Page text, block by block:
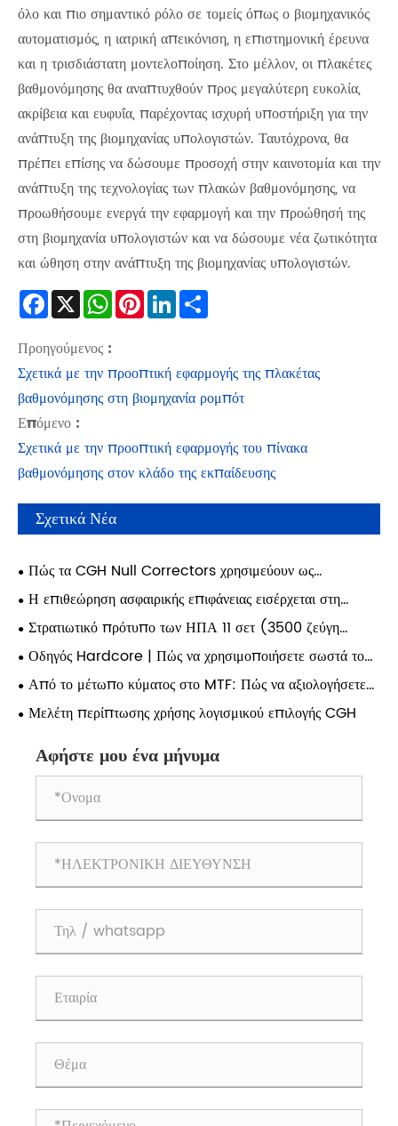
όλο και πιο σημαντικό ρόλο σε τομείς όπως ο βιομηχανικός
αυτοματισμός, η ιατρική απεικόνιση, η επιστημονική έρευνα
και η τρισδιάστατη μοντελοποίηση. Στο μέλλον, οι πλακέτες
βαθμονόμησης θα αναπτυχθούν προς μεγαλύτερη ευκολία,
ακρίβεια και ευφυΐα, παρέχοντας ισχυρή υποστήριξη για την
ανάπτυξη της βιομηχανίας υπολογιστών. Ταυτόχρονα, θα
πρέπει επίσης να δώσουμε προσοχή στην καινοτομία και την
ανάπτυξη της τεχνολογίας των πλακών βαθμονόμησης, να
προωθήσουμε ενεργά την εφαρμογή και την προώθησή της
στη βιομηχανία υπολογιστών και να δώσουμε νέα ζωτικότητα
και ώθηση στην ανάπτυξη της βιομηχανίας υπολογιστών.
Facebook
X WhatsApp
Pinterest
LinkedIn
Προηγούμενος :
Σχετικά με την προοπτική εφαρμογής της πλακέτας
βαθμονόμησης στη βιομηχανία ρομπότ
Επόμενο :
Σχετικά με την προοπτική εφαρμογής του πίνακα
βαθμονόμησης στον κλάδο της εκπαίδευσης
Σχετικά Νέα
Πώς τα CGH Null Correctors χρησιμεύουν ως
Diffractive Null Lens (DNL) για την ενεργοποίηση της
δοκιμής υψηλής ακρίβειας ασφαιρών;
Η επιθεώρηση ασφαιρικής επιφάνειας εισέρχεται στη
δεύτερη εποχή: Πώς η αποτελεσματικότητα καθορίζει τη
γραμμή ζωής της ποιοτικής αλλαγής στη μελλοντική οπτική
κατασκευή;
Στρατιωτικό πρότυπο των ΗΠΑ 11 σετ (3500 ζεύγη
γραμμών) στόχων δοκιμής εξαιρετικά υψηλής ανάλυσης: ένα
βασικό πρότυπο επαλήθευσης για την πραγματική ικανότητα
ανάλυσης φακών υψηλής τεχνολογίας.
Οδηγός Hardcore | Πώς να χρησιμοποιήσετε σωστά το
USAF 1951 για τη βαθμονόμηση της ανάλυσης οπτικού
συστήματος;
Από το μέτωπο κύματος στο MTF: Πώς να αξιολογήσετε
πλήρως ένα οπτικό σύστημα;
Μελέτη περίπτωσης χρήσης λογισμικού επιλογής CGH
Αφήστε μου ένα μήνυμα